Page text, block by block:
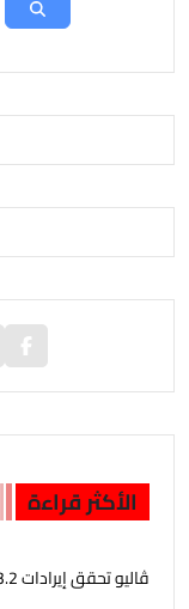
الأكثر قراءة
ڤاليو تحقق إيرادات 3.2 مليار جنيه بنهاية يونيو 2026